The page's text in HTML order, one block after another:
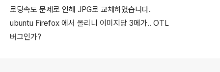
로딩속도 문제로 인해 JPG로 교체하였습니다.
ubuntu Firefox 에서 올리니 이미지당 3메가.. OTL
버그인가?